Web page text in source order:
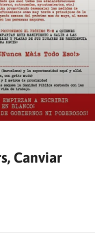
Canviar